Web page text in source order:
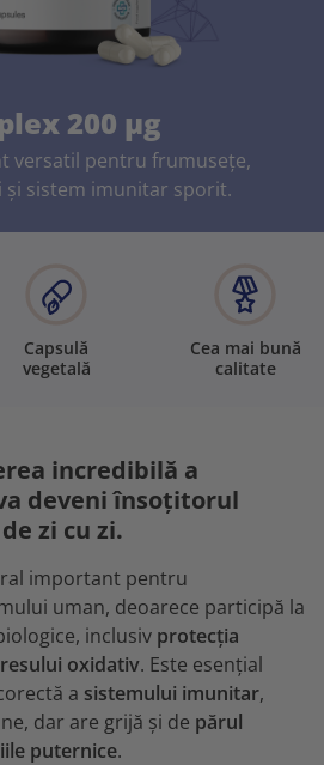
200 µg
versatil pentru frumusețe,
sistem imunitar sporit.
Capsulă
vegetală
Cea mai bună
calitate
incredibilă a
deveni însoțitorul
zi cu zi.
important pentru
uman, deoarece participă la
inclusiv protecția
oxidativ. Este esențial
a sistemului imunitar,
dar are grijă și de părul
puternice.